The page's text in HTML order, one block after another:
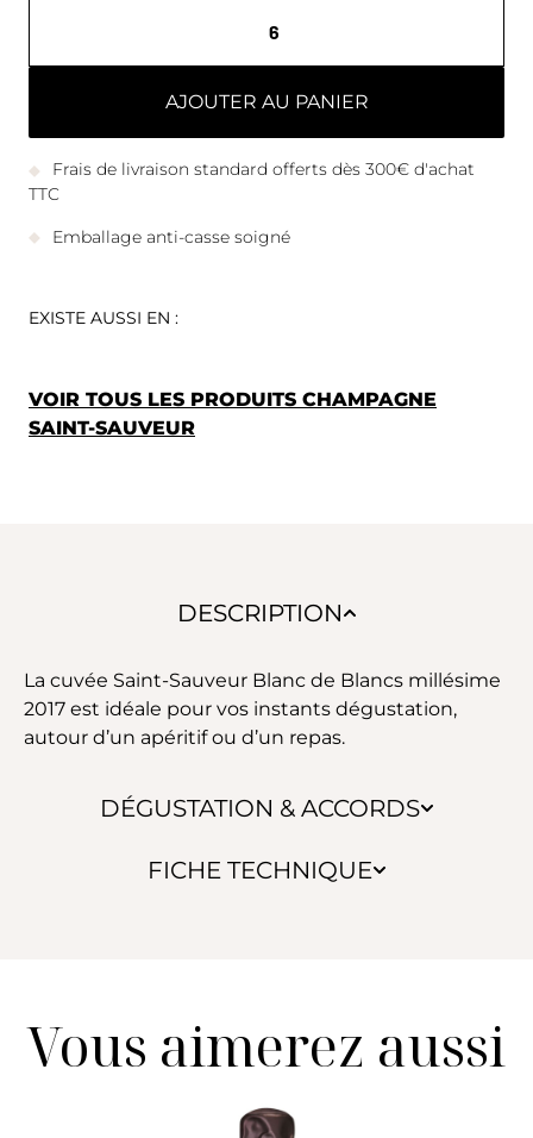
AJOUTER AU PANIER
Frais de livraison standard offerts dès 300€ d'achat
TTC
Emballage anti-casse soigné
EXISTE AUSSI EN :
VOIR TOUS LES PRODUITS CHAMPAGNE
SAINT-SAUVEUR
DESCRIPTION
DÉGUSTATION & ACCORDS
FICHE TECHNIQUE
La cuvée Saint-Sauveur Blanc de Blancs millésime
2017 est idéale pour vos instants dégustation,
autour d’un apéritif ou d’un repas.
Vous aimerez aussi